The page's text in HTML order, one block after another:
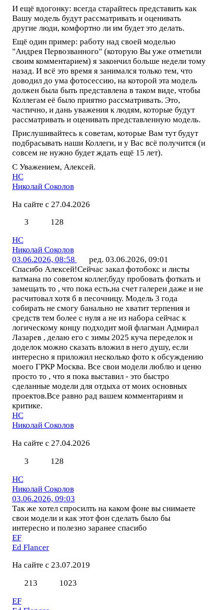
И ещё вдогонку: всегда старайтесь представить как
Вашу модель будут рассматривать и оценивать
другие люди, комфортно ли им будет это делать.
Ещё один пример: работу над своей моделью
"Андрея Первозванного" (которую Вы уже отметили
своим комментарием) я закончил больше недели тому
назад. И всё это время я занимался только тем, что
доводил до ума фотосессию, на которой эта модель
должен была быть представлена в таком виде, чтобы
Коллегам её было приятно рассматривать. Это,
частично, и дань уважения к людям, которые будут
рассматривать и оценивать представленную модель.
Прислушивайтесь к советам, которые Вам тут будут
подбрасывать наши Коллеги, и у Вас всё получится (и
совсем не нужно будет ждать ещё 15 лет).
С Уважением, Алексей.
НС
Николай Соколов
На сайте с 27.04.2026
3
128
НС
Николай Соколов
03.06.2026, 08:58
ред. 03.06.2026, 09:01
Спасибо Алексей!Сейчас закал фотобокс и листы
ватмана по советом коллег,буду пробовать фоткать и
замещать то , что пока есть,на счет галереи даже и не
расчитовал хотя б в песочницу. Модель 3 года
собирать не смогу банально не хватит терпения и
средств тем более с нуля а не из набора сейчас к
логическому концу подходит мой флагман Адмирал
Лазарев , делаю его с зимы 2025 куча переделок и
доделок можно сказать вложил в него душу, если
интересно я приложил несколько фото к обсуждению
моего ГРКР Москва. Все свои модели люблю и ценю
просто то , что я пока выставил - это быстро
сделанные модели для отдыха от моих основных
проектов.Все равно рад вашем комментариям и
критике.
НС
Николай Соколов
На сайте с 27.04.2026
3
128
НС
Николай Соколов
03.06.2026, 09:03
Так же хотел спросилть на каком фоне вы снимаете
свои модели и как этот фон сделать было бы
интересно и полезно заранее спасибо
EF
Ed Flancer
На сайте с 23.07.2019
213
1023
EF